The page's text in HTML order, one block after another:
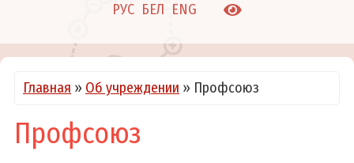
РУС БЕЛ ENG
Режим работы
О нас в СМИ
Фотогалереи
Главная » Об учреждении » Профсоюз
Профсоюз